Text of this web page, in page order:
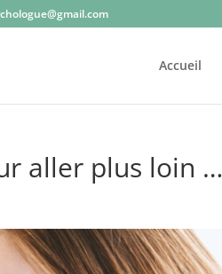
Accueil
aller plus loin …